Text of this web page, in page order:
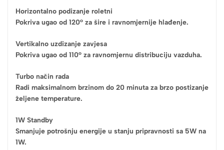
Horizontalno podizanje roletni
Pokriva ugao od 120° za šire i ravnomjernije hlađenje.
Vertikalno uzdizanje zavjesa
Pokriva ugao od 110° za ravnomjernu distribuciju vazduha.
Turbo način rada
Radi maksimalnom brzinom do 20 minuta za brzo postizanje
željene temperature.
1W Standby
Smanjuje potrošnju energije u stanju pripravnosti sa 5W na
1W.